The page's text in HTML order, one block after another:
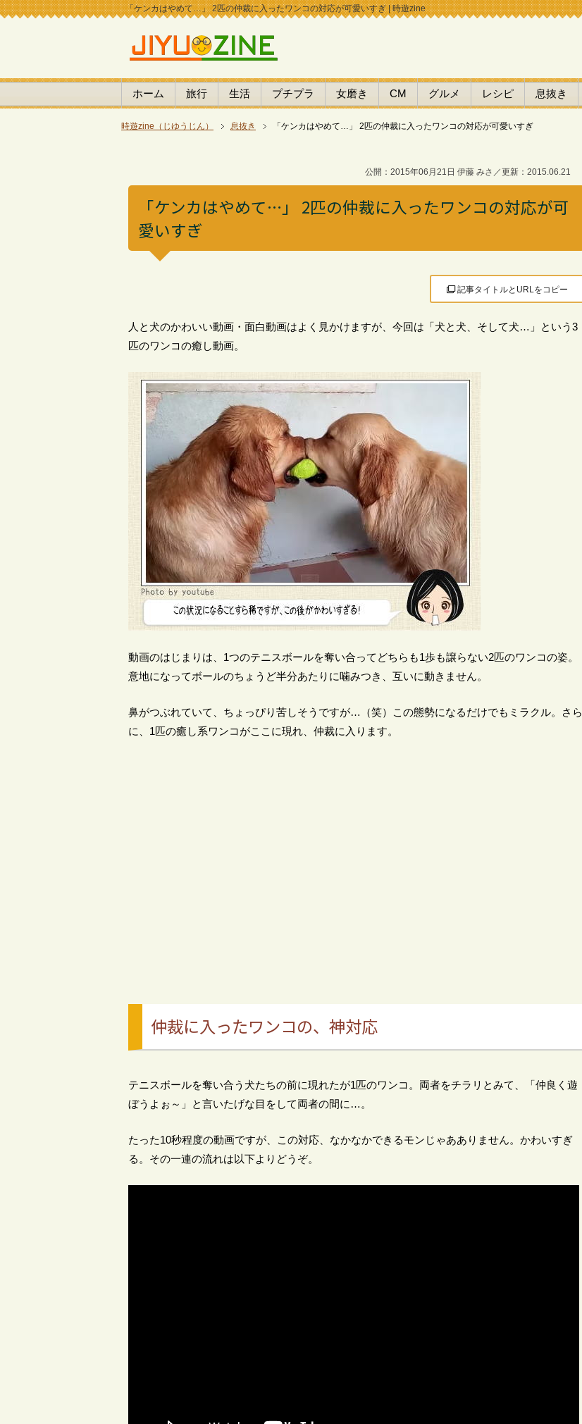
「ケンカはやめて…」 2匹の仲裁に入ったワンコの対応が可愛いすぎ | 時遊zine
ホーム 旅行 生活 プチプラ 女磨き CM グルメ レシピ 息抜き
時遊zine（じゆうじん） 息抜き 「ケンカはやめて…」 2匹の仲裁に入ったワンコの対応が可愛いすぎ
公開：2015年06月21日 伊藤 みさ／更新：2015.06.21
「ケンカはやめて…」 2匹の仲裁に入ったワンコの対応が可
愛いすぎ
記事タイトルとURLをコピー
人と犬のかわいい動画・面白動画はよく見かけますが、今回は「犬と犬、そして犬…」という3
匹のワンコの癒し動画。
動画のはじまりは、1つのテニスボールを奪い合ってどちらも1歩も譲らない2匹のワンコの姿。
意地になってボールのちょうど半分あたりに噛みつき、互いに動きません。
鼻がつぶれていて、ちょっぴり苦しそうですが…（笑）この態勢になるだけでもミラクル。さら
に、1匹の癒し系ワンコがここに現れ、仲裁に入ります。
仲裁に入ったワンコの、神対応
テニスボールを奪い合う犬たちの前に現れたが1匹のワンコ。両者をチラリとみて、「仲良く遊
ぼうよぉ～」と言いたげな目をして両者の間に…。
たった10秒程度の動画ですが、この対応、なかなかできるモンじゃあありません。かわいすぎ
る。その一連の流れは以下よりどうぞ。